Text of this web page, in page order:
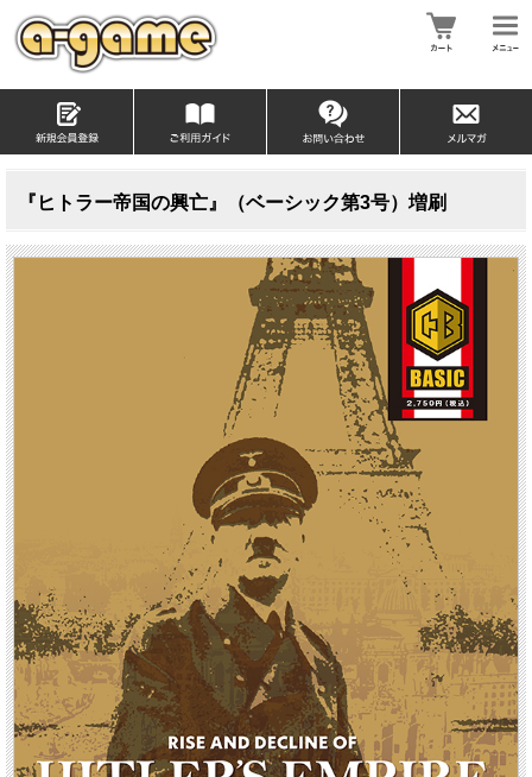
『ヒトラー帝国の興亡』（ベーシック第3号）増刷